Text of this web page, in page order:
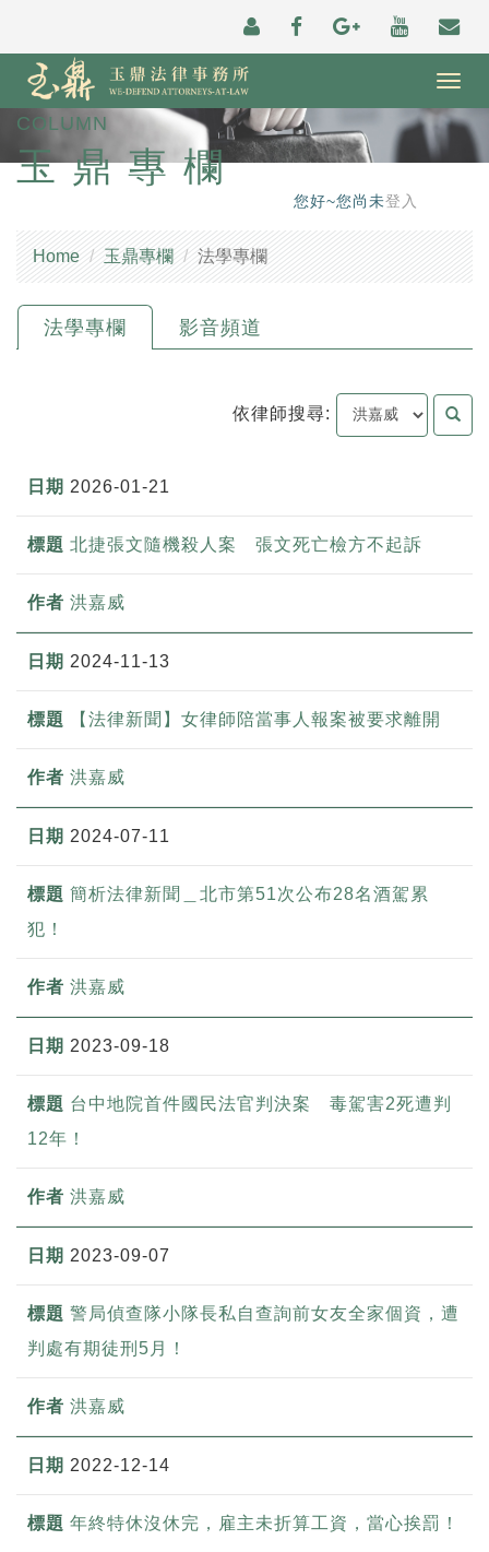
COLUMN
玉鼎專欄
您好~您尚未登入
Home 玉鼎專欄 法學專欄
法學專欄 影音頻道
依律師搜尋:
2026-01-21
北捷張文隨機殺人案 張文死亡檢方不起訴
洪嘉威
2024-11-13
【法律新聞】女律師陪當事人報案被要求離開
洪嘉威
2024-07-11
簡析法律新聞＿北市第51次公布28名酒駕累
犯！
洪嘉威
2023-09-18
台中地院首件國民法官判決案 毒駕害2死遭判
12年！
洪嘉威
2023-09-07
警局偵查隊小隊長私自查詢前女友全家個資，遭
判處有期徒刑5月！
洪嘉威
2022-12-14
年終特休沒休完，雇主未折算工資，當心挨罰！